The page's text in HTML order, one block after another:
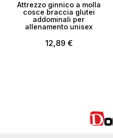
Attrezzo ginnico a molla
cosce braccia glutei
addominali per
allenamento unisex
12,89 €